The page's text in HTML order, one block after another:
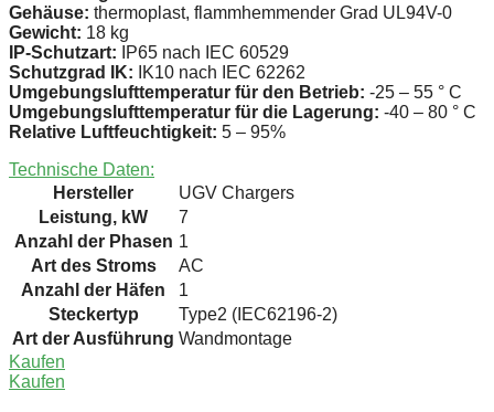
Gehäuse: thermoplast, flammhemmender Grad UL94V-0
Gewicht: 18 kg
IP-Schutzart: IP65 nach IEC 60529
Schutzgrad IK: IK10 nach IEC 62262
Umgebungslufttemperatur für den Betrieb: -25 – 55 ° C
Umgebungslufttemperatur für die Lagerung: -40 – 80 ° C
Relative Luftfeuchtigkeit: 5 – 95%
Technische Daten:
Hersteller
UGV Chargers
Leistung, kW
7
Anzahl der Phasen 1
Art des Stroms
AC
Anzahl der Häfen
1
Steckertyp
Type2 (IEC62196-2)
Art der Ausführung Wandmontage
Kaufen
Kaufen